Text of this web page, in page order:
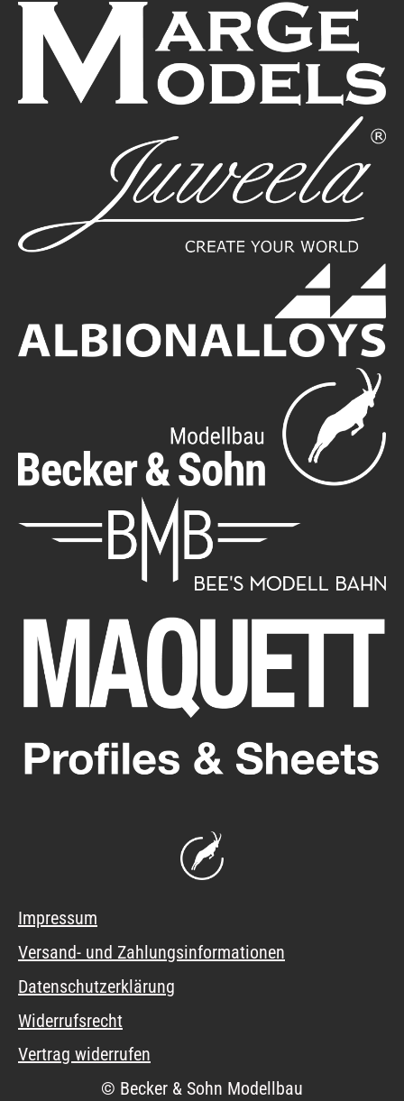
Impressum
Versand- und Zahlungsinformationen
Datenschutzerklärung
Widerrufsrecht
Vertrag widerrufen
© Becker & Sohn Modellbau